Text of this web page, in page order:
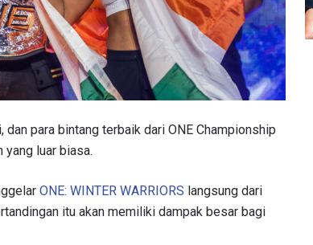
para bintang terbaik dari ONE Championship
yang luar biasa.
ONE: WINTER WARRIORS langsung dari
itu akan memiliki dampak besar bagi